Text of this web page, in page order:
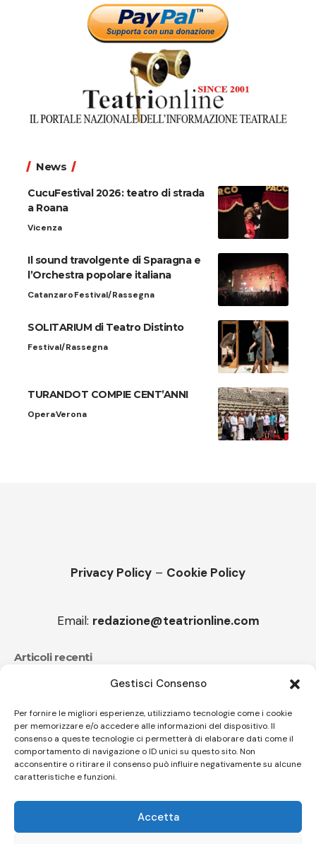
Gestisci Consenso
Per fornire le migliori esperienze, utilizziamo tecnologie come i cookie
per memorizzare e/o accedere alle informazioni del dispositivo. Il
consenso a queste tecnologie ci permetterà di elaborare dati come il
comportamento di navigazione o ID unici su questo sito. Non
acconsentire o ritirare il consenso può influire negativamente su alcune
caratteristiche e funzioni.
Accetta
News
CucuFestival 2026: teatro di strada
a Roana
Vicenza
Il sound travolgente di Sparagna e
l’Orchestra popolare italiana
CatanzaroFestival/Rassegna
SOLITARIUM di Teatro Distinto
Festival/Rassegna
TURANDOT COMPIE CENT’ANNI
OperaVerona
Privacy Policy – Cookie Policy
Email: redazione@teatrionline.com
Articoli recenti
CucuFestival 2026: teatro di strada a Roana
Il sound travolgente di Sparagna e l’Orchestra
popolare italiana